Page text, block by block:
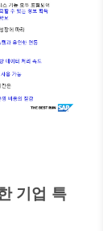
기업 특